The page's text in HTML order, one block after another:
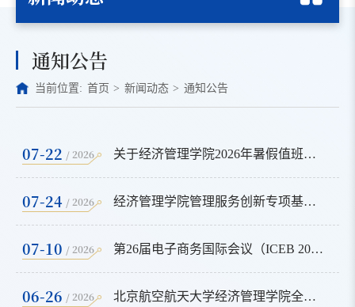
通知公告
当前位置: 首页 > 新闻动态 > 通知公告
07-22 / 2026 关于经济管理学院2026年暑假值班安排的通知
07-24 / 2026 经济管理学院管理服务创新专项基金第四批项目获资助通知
07-10 / 2026 第26届电子商务国际会议（ICEB 2026）会议手册
06-26 / 2026 北京航空航天大学经济管理学院全日制专业2026年暑期学校活动安排及入选名单